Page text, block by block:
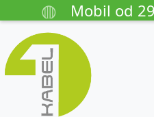
Mobil od 29 Kč
P
e
s